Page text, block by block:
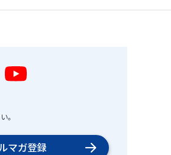
。
マガ登録